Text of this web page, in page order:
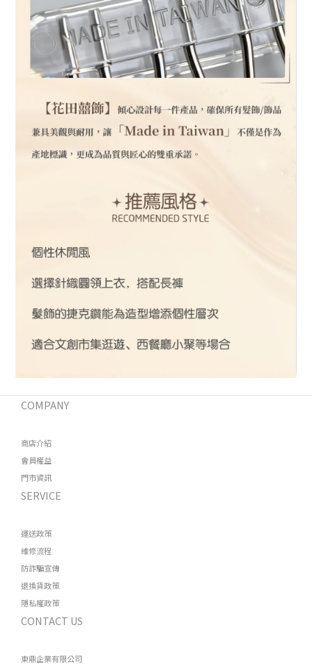
COMPANY
商店介紹
會員權益
門市資訊
SERVICE
運送政策
維修流程
防詐騙宣傳
退換貨政策
隱私權政策
CONTACT US
東鼎企業有限公司